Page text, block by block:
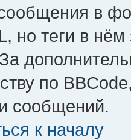
в
но теги в
по
сообщений.
к началу